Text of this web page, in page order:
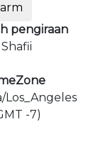
pengiraan
Shafii
Los_Angeles
-7)